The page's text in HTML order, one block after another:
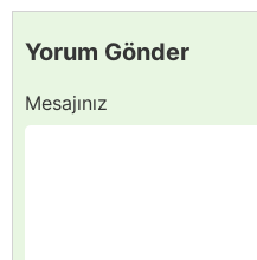
Yorum Gönder
Mesajınız